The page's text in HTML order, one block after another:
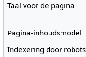
Taal voor de pagina
Pagina-inhoudsmodel
Indexering door robots